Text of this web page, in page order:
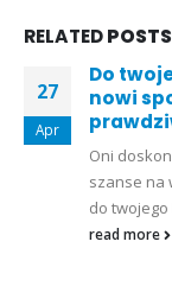
RELATEDPOSTS
Mar
Free
On
Blogs
Profits
form
read